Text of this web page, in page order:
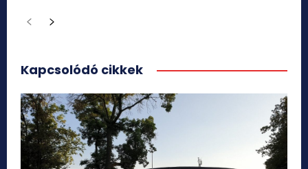
Kapcsolódó cikkek